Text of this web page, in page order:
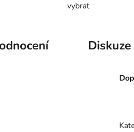
vybrat
Diskuze